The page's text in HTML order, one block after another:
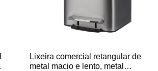
Lixeira comercial retangular de
metal macio e lento, metal